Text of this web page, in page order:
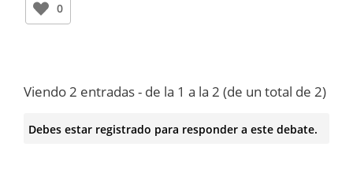
0
Viendo 2 entradas - de la 1 a la 2 (de un total de 2)
Debes estar registrado para responder a este debate.